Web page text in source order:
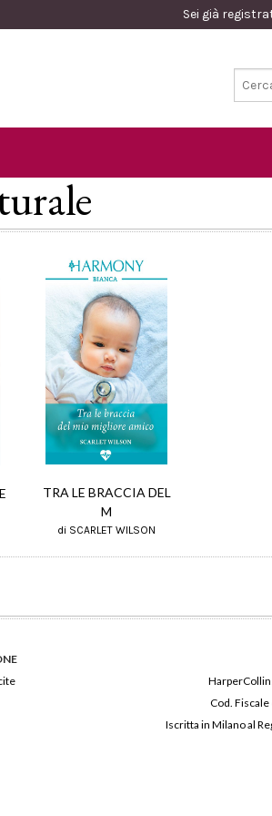
Sei già
TRA LE BRACCIA DEL
M
di SCARLET WILSON
Cod. Fiscale
Iscritta in Milano al